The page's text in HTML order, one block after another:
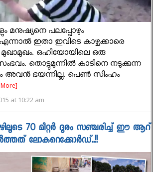
മനുഷ്യനെ പലപ്പോഴും
ഇതാ ഇവിടെ കാഴ്ചക്കാരെ
മുഖാമുഖം. ഒഹിയോയിലെ ഒരു
തൊട്ടുമുന്നില്‍ കാടിനെ നടുക്കുന്ന
അവന്‍ ഭയന്നില്ല. പെണ്‍ സിംഹം
at 10:22 am
70 മീറ്റര്‍ ദൂരം സഞ്ചരിച്ച് ഈ ആറ്
ലോകറെക്കോർഡ്..!!